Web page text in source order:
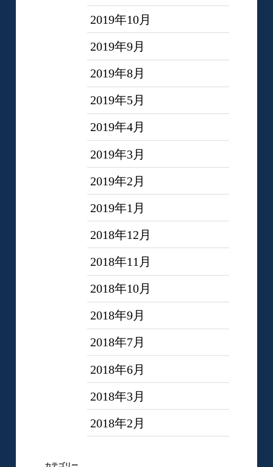
2019年10月
2019年9月
2019年8月
2019年5月
2019年4月
2019年3月
2019年2月
2019年1月
2018年12月
2018年11月
2018年10月
2018年9月
2018年7月
2018年6月
2018年3月
2018年2月
カテゴリー